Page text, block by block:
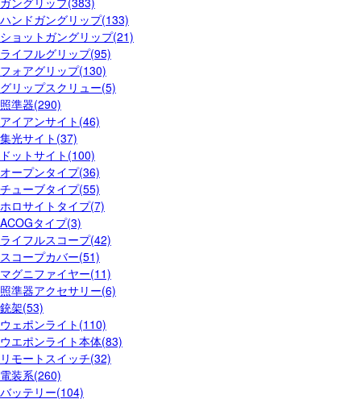
ハンドガングリップ(133)
ショットガングリップ(21)
ライフルグリップ(95)
フォアグリップ(130)
グリップスクリュー(5)
照準器(290)
アイアンサイト(46)
集光サイト(37)
ドットサイト(100)
オープンタイプ(36)
チューブタイプ(55)
ホロサイトタイプ(7)
ACOGタイプ(3)
ライフルスコープ(42)
スコープカバー(51)
マグニファイヤー(11)
照準器アクセサリー(6)
銃架(53)
ウェポンライト(110)
ウエポンライト本体(83)
リモートスイッチ(32)
電装系(260)
バッテリー(104)